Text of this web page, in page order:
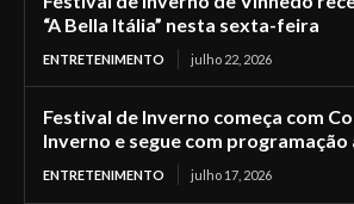
“A Bella Itália” nesta sexta-feira
ENTRETENIMENTO julho 22, 2026
Festival de Inverno começa com
Inverno e segue com
ENTRETENIMENTO julho 17, 2026